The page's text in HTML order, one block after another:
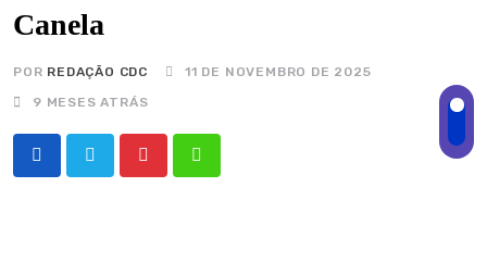
Canela
POR REDAÇÃO CDC
11 DE NOVEMBRO DE 2025
9 MESES ATRÁS
PinterestWhatsapp